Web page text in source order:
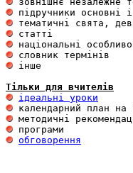
інше
Тільки для вчителів
ідеальні уроки
обговорення